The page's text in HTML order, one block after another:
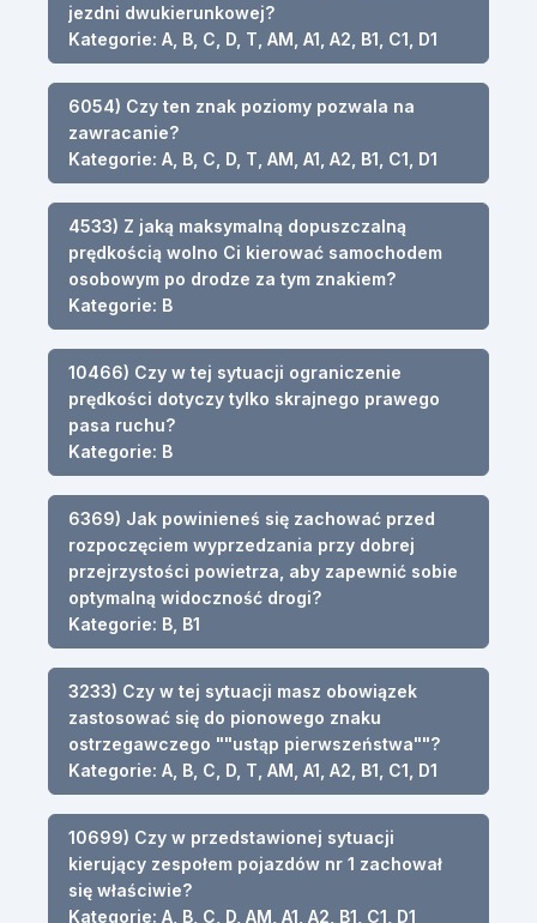
jezdni dwukierunkowej?
Kategorie: A, B, C, D, T, AM, A1, A2, B1, C1, D1
6054) Czy ten znak poziomy pozwala na
zawracanie?
Kategorie: A, B, C, D, T, AM, A1, A2, B1, C1, D1
4533) Z jaką maksymalną dopuszczalną
prędkością wolno Ci kierować samochodem
osobowym po drodze za tym znakiem?
Kategorie: B
10466) Czy w tej sytuacji ograniczenie
prędkości dotyczy tylko skrajnego prawego
pasa ruchu?
Kategorie: B
6369) Jak powinieneś się zachować przed
rozpoczęciem wyprzedzania przy dobrej
przejrzystości powietrza, aby zapewnić sobie
optymalną widoczność drogi?
Kategorie: B, B1
3233) Czy w tej sytuacji masz obowiązek
zastosować się do pionowego znaku
ostrzegawczego ""ustąp pierwszeństwa""?
Kategorie: A, B, C, D, T, AM, A1, A2, B1, C1, D1
10699) Czy w przedstawionej sytuacji
kierujący zespołem pojazdów nr 1 zachował
się właściwie?
Kategorie: A, B, C, D, AM, A1, A2, B1, C1, D1